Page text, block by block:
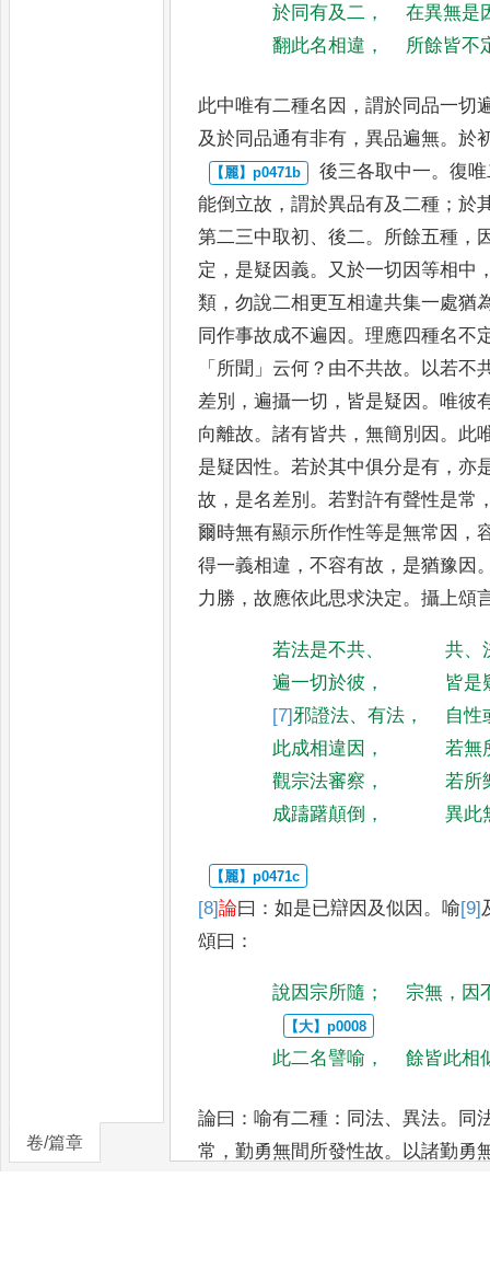
卷/篇章
於同有及二 ，
在異無是
翻此名相違 ， 所餘皆不
此中唯有二種名因 ，謂於同品一切
及於同品通有非有 ，異品遍無。於
後三各取中一。復
能倒立故 ，謂於異品有及二種 ；於
第二三中取初 、後二。 所餘五種 ，
定 ， 是疑因義。 又於一切因等相中
類 ，勿說二相更互相違共集一處猶
同作事故成不遍因 。理應四種名不
「 所聞 」 云何 ？ 由不共故。 以若不
差別 ，遍攝一切 ， 皆是疑因 。唯彼
向離故。諸有皆共 ，無簡別因 。 此
是疑因性。若於其中俱分是有 ，亦
故 ， 是名差別 。若對許有聲性是常
爾時無有顯示所作性等是無常 因 ，
得一義相違 ，不容有故 ， 是猶豫因
力勝 ，故應依此思求決定。攝上頌
若法是不共、 共、
遍一切於彼 ，
皆是
[7]邪證法、有法 ，
自性
此成相違因 ，
若無
觀宗法審察 ，
若所
成躊躇顛倒 ， 異此
[8]論曰 ：如是已辯因及似因 。喻[9]
頌曰 ：
說因宗所隨 ； 宗無 ， 因
此二名譬喻 ， 餘皆此相
論曰 ：喻有二種 ： 同法、異法。
同
常 ，勤勇無間所發性故。 以諸勤勇